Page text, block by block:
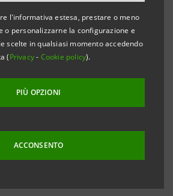
l'informativa estesa, prestare o meno
o personalizzarne la configurazione e
scelte in qualsiasi momento accedendo
(Privacy- Cookie policy).
PIÙ OPZIONI
ACCONSENTO
all’ordine del giorno
azionisti titolari di azioni
e il rendiconto sintetico